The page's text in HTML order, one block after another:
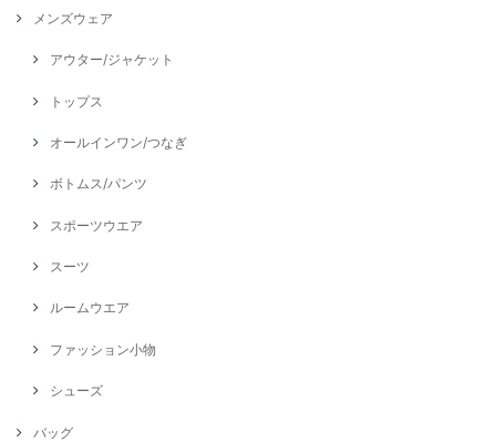
メンズウェア
アウター/ジャケット
トップス
オールインワン/つなぎ
ボトムス/パンツ
スポーツウエア
スーツ
ルームウエア
ファッション小物
シューズ
バッグ